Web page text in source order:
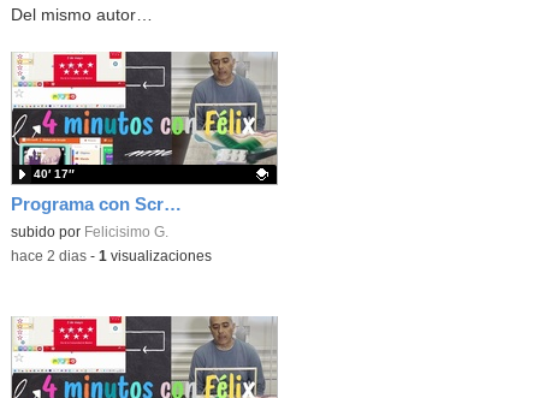
Del mismo autor…
Programa con Scratch, 8 diferentes juegos para vivir la emoción de los partidos de España en el mundial 2026
Contenido educativo.
subido por Felicisimo G.
40′ 17″
-hace 2 dias- 1 visualizaciones